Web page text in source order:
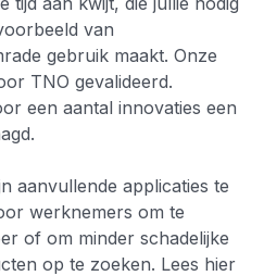
van
gebruik maakt. Onze
TNO gevalideerd.
een aantal innovaties een
aanvullende applicaties te
werknemers om te
of om minder schadelijke
op te zoeken. Lees hier